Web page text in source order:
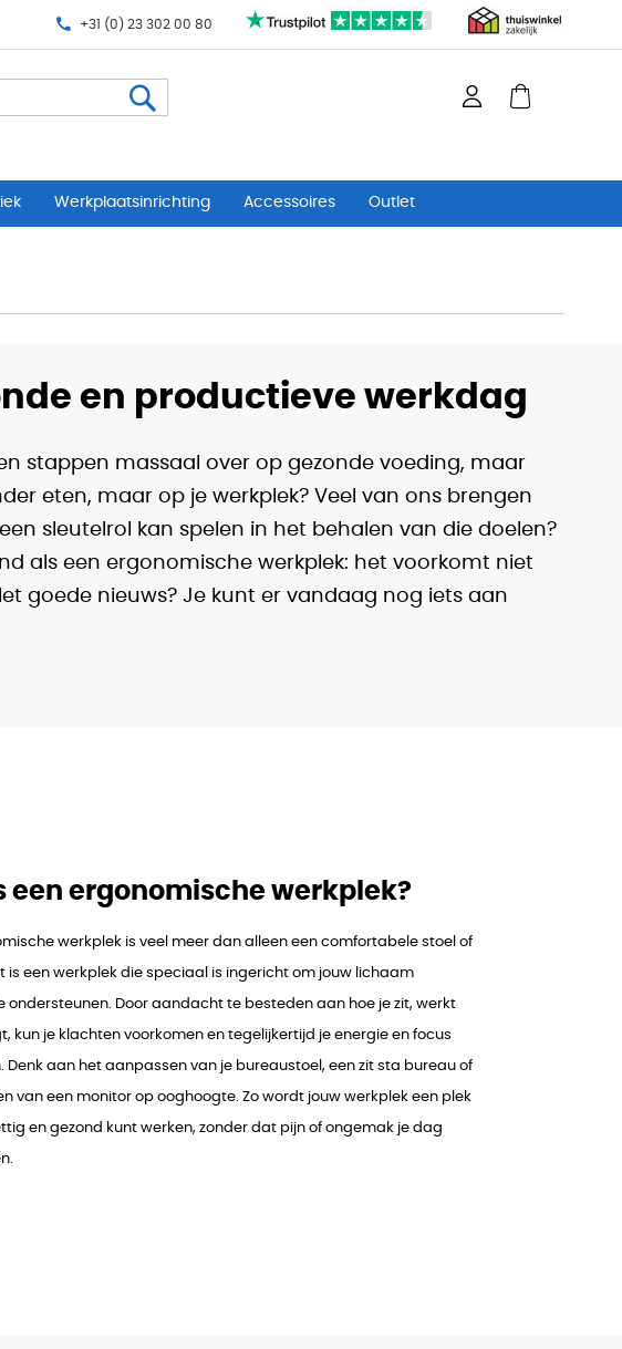
+31 (0) 23 302 00 80
Werkplaatsinrichting Accessoires Outlet
en productieve werkdag
stappen massaal over op gezonde voeding, maar
eten, maar op je werkplek? Veel van ons brengen
sleutelrol kan spelen in het behalen van die doelen?
als een ergonomische werkplek: het voorkomt niet
goede nieuws? Je kunt er vandaag nog iets aan
een ergonomische werkplek?
werkplek is veel meer dan alleen een comfortabele stoel of
is een werkplek die speciaal is ingericht om jouw lichaam
ondersteunen. Door aandacht te besteden aan hoe je zit, werkt
kun je klachten voorkomen en tegelijkertijd je energie en focus
Denk aan het aanpassen van je bureaustoel, een zit sta bureau of
van een monitor op ooghoogte. Zo wordt jouw werkplek een plek
en gezond kunt werken, zonder dat pijn of ongemak je dag